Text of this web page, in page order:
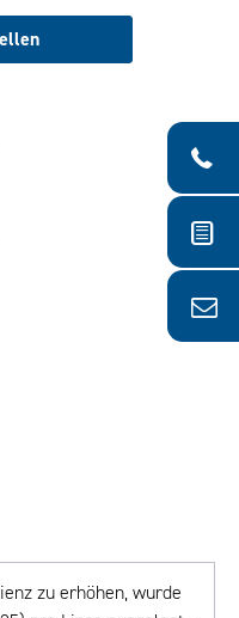
zu erhöhen, wurde